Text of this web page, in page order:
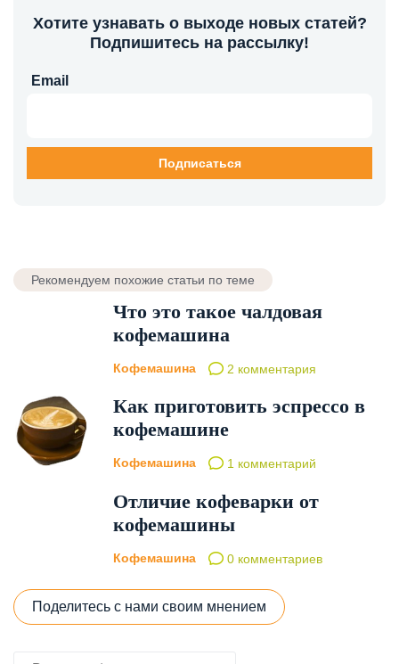
Хотите узнавать о выходе новых статей?
Подпишитесь на рассылку!
Email
Рекомендуем похожие статьи по теме
Что это такое чалдовая
кофемашина
Кофемашина 2 комментария
Как приготовить эспрессо в
кофемашине
Кофемашина 1 комментарий
Отличие кофеварки от
кофемашины
Кофемашина 0 комментариев
Поделитесь с нами своим мнением